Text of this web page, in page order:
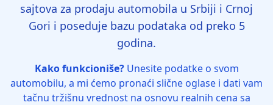
sajtova za prodaju automobila u Srbiji i Crnoj
Gori i poseduje bazu podataka od preko 5
godina.
Kako funkcioniše?Unesite podatke o svom
automobilu, a mi ćemo pronaći slične oglase i dati vam
tačnu tržišnu vrednost na osnovu realnih cena sa